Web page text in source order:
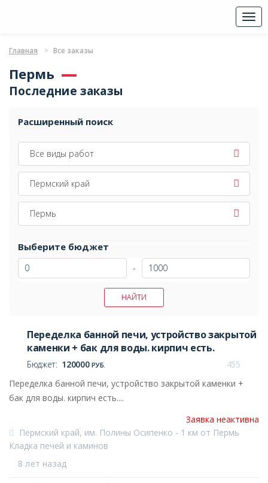
Главная Все заказы
Пермь
Последние заказы
Расширенный поиск
Все виды работ
Пермский край
Пермь
Выберите бюджет
-
Переделка банной печи, устройство закрытой
каменки + бак для воды. кирпич есть.
Бюджет: 120000РУБ.
455
Переделка банной печи, устройство закрытой каменки +
бак для воды. кирпич есть....
Заявка неактивна
8 лет назад
Пермский край, им. Полины Осипенко - 1 км от Пермь
Кладка печей и каминов